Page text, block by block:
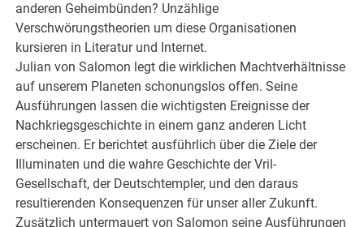
anderen Geheimbünden? Unzählige
Verschwörungstheorien um diese Organisationen
kursieren in Literatur und Internet.
Julian von Salomon legt die wirklichen Machtverhältnisse
auf unserem Planeten schonungslos offen. Seine
Ausführungen lassen die wichtigsten Ereignisse der
Nachkriegsgeschichte in einem ganz anderen Licht
erscheinen. Er berichtet ausführlich über die Ziele der
Illuminaten und die wahre Geschichte der Vril-
Gesellschaft, der Deutschtempler, und den daraus
resultierenden Konsequenzen für unser aller Zukunft.
Zusätzlich untermauert von Salomon seine Ausführungen